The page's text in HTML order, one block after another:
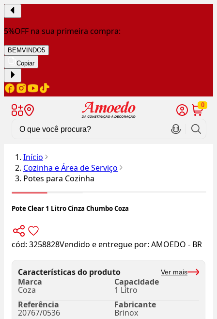
5%OFF na sua primeira compra:
BEMVINDO5
Copiar
0
Início
Cozinha e Área de Serviço
Potes para Cozinha
Pote Clear 1 Litro Cinza Chumbo Coza
cód: 3258828Vendido e entregue por: AMOEDO - BR
Características do produto Ver mais
Marca
Coza
Capacidade
1 Litro
Referência
20767/0536
Fabricante
Brinox